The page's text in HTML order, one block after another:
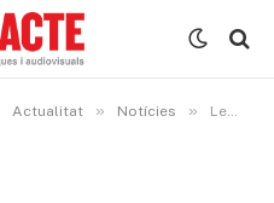
Actualitat » Notícies » Lectura 'El 515', a la vida tothom té un preu